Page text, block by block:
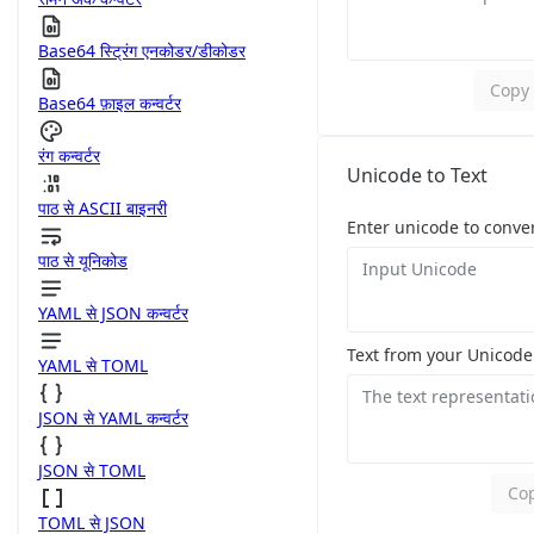
Base64 स्ट्रिंग एनकोडर/डीकोडर
Base64 फ़ाइल कन्वर्टर
रंग कन्वर्टर
पाठ से ASCII बाइनरी
पाठ से यूनिकोड
YAML से JSON कन्वर्टर
YAML से TOML
JSON से YAML कन्वर्टर
JSON से TOML
TOML से JSON
Unicode to Text
Enter unicode to
Text from your Unicode